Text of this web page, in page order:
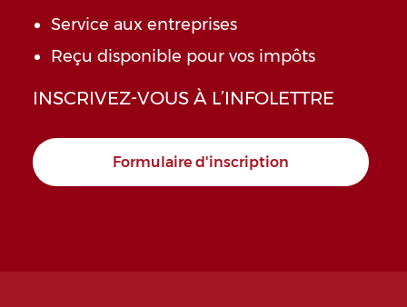
Service aux entreprises
Reçu disponible pour vos impôts
INSCRIVEZ-VOUS À L’INFOLETTRE
Formulaire d'inscription